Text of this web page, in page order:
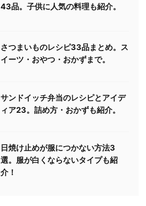
43品。子供に人気の料理も紹介。
さつまいものレシピ33品まとめ。ス
イーツ・おやつ・おかずまで。
サンドイッチ弁当のレシピとアイデ
ィア23。詰め方・おかずも紹介。
日焼け止めが服につかない方法3
選。服が白くならないタイプも紹
介！